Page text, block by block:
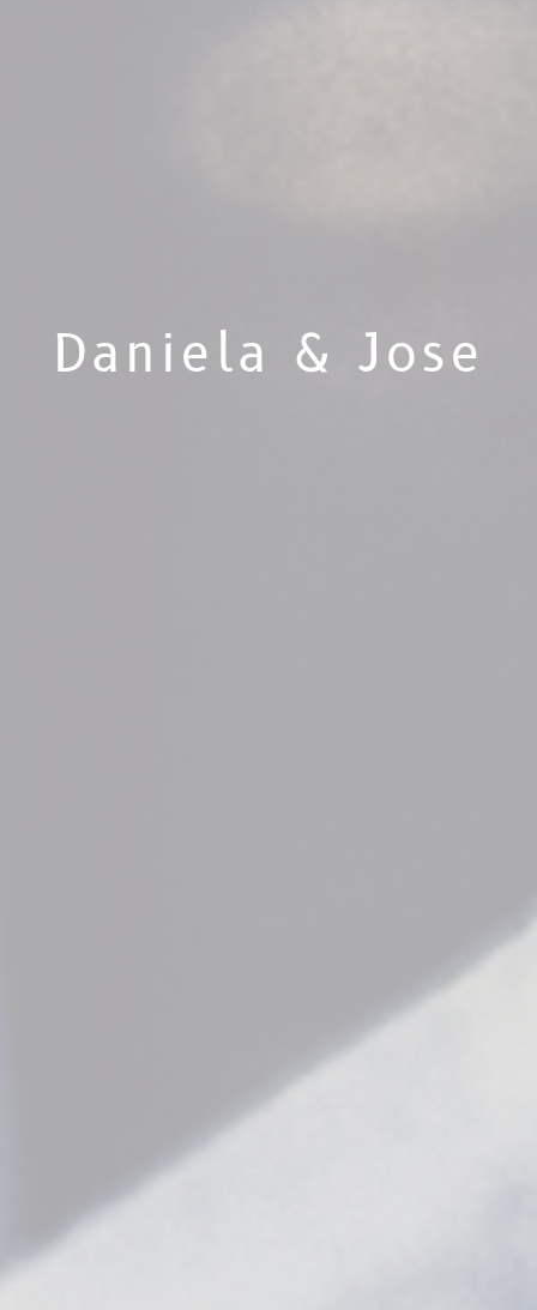
Daniela & Jose